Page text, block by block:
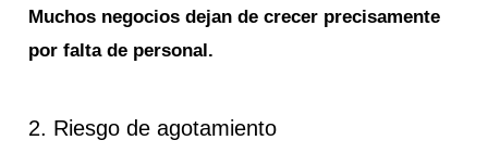
Muchos negocios dejan de crecer precisamente
por falta de personal.
2. Riesgo de agotamiento